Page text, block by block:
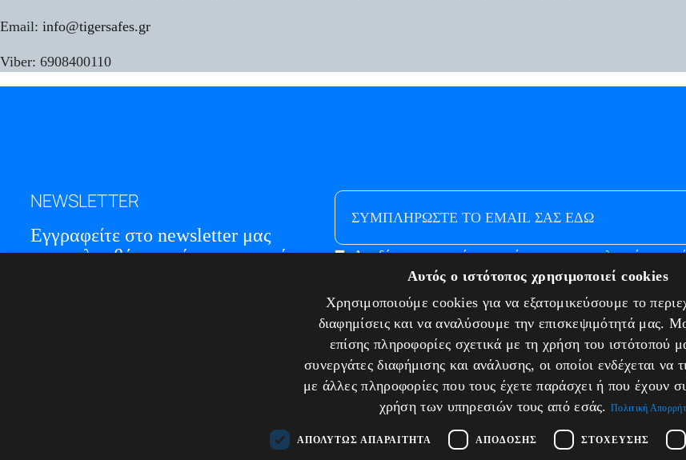
Email: info@tigersafes.gr
Viber: 6908400110
NEWSLETTER
Εγγραφείτε στο newsletter μας
για να λαμβάνετε νέες προσφορές
Αποδέχομαι τουςόρους χρήσης και την πολιτική
Η Εταιρία
Blog
Επικοινωνία
ΠΛΗΡΟΦΟΡΙΕΣ
Υπηρεσίες
Πιστοποιήσεις
Πολιτική
Τρόποι
Πολιτική
Αυτός ο ιστότοπος χρησιμοποιεί cookies
Χρησιμοποιούμε cookies για να εξατομικεύσουμε το
διαφημίσεις και να αναλύσουμε την επισκεψιμότητά μας.
επίσης πληροφορίες σχετικά με τη χρήση του ιστότοπού
συνεργάτες διαφήμισης και ανάλυσης, οι οποίοι ενδέχεται να
με άλλες πληροφορίες που τους έχετε παράσχει ή που έχουν
χρήση των υπηρεσιών τους από εσάς.Πολιτική
ΑΠΟΛΎΤΩΣ ΑΠΑΡΑΊΤΗΤΑ ΑΠΌΔΟΣΗΣ ΣΤΌΧΕΥΣΗΣ